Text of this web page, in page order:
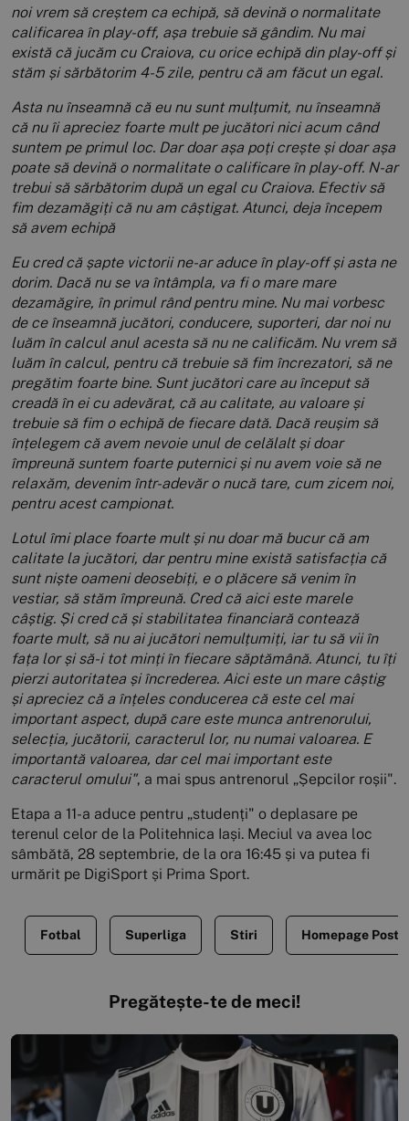
noi vrem să creștem ca echipă, să devină o normalitate
calificarea în play-off, așa trebuie să gândim. Nu mai
există că jucăm cu Craiova, cu orice echipă din play-off și
stăm și sărbătorim 4-5 zile, pentru că am făcut un egal.
Asta nu înseamnă că eu nu sunt mulțumit, nu înseamnă
că nu îi apreciez foarte mult pe jucători nici acum când
suntem pe primul loc. Dar doar așa poți crește și doar așa
poate să devină o normalitate o calificare în play-off. N-ar
trebui să sărbătorim după un egal cu Craiova. Efectiv să
fim dezamăgiți că nu am câștigat. Atunci, deja începem
să avem echipă
Eu cred că șapte victorii ne-ar aduce în play-off și asta ne
dorim. Dacă nu se va întâmpla, va fi o mare mare
dezamăgire, în primul rând pentru mine. Nu mai vorbesc
de ce înseamnă jucători, conducere, suporteri, dar noi nu
luăm în calcul anul acesta să nu ne calificăm. Nu vrem să
luăm în calcul, pentru că trebuie să fim încrezatori, să ne
pregătim foarte bine. Sunt jucători care au început să
creadă în ei cu adevărat, că au calitate, au valoare și
trebuie să fim o echipă de fiecare dată. Dacă reușim să
înțelegem că avem nevoie unul de celălalt și doar
împreună suntem foarte puternici și nu avem voie să ne
relaxăm, devenim într-adevăr o nucă tare, cum zicem noi,
pentru acest campionat.
Lotul îmi place foarte mult și nu doar mă bucur că am
calitate la jucători, dar pentru mine există satisfacția că
sunt niște oameni deosebiți, e o plăcere să venim în
vestiar, să stăm împreună. Cred că aici este marele
câștig. Și cred că și stabilitatea financiară contează
foarte mult, să nu ai jucători nemulțumiți, iar tu să vii în
fața lor și să-i tot minți în fiecare săptămână. Atunci, tu îți
pierzi autoritatea și încrederea. Aici este un mare câștig
și apreciez că a înțeles conducerea că este cel mai
important aspect, după care este munca antrenorului,
selecția, jucătorii, caracterul lor, nu numai valoarea. E
importantă valoarea, dar cel mai important este
caracterul omului", a mai spus antrenorul „Șepcilor roșii".
Etapa a 11-a aduce pentru „studenți" o deplasare pe
terenul celor de la Politehnica Iași. Meciul va avea loc
sâmbătă, 28 septembrie, de la ora 16:45 și va putea fi
urmărit pe DigiSport și Prima Sport.
Fotbal Superliga Stiri Homepage Posts
Pregătește-te de meci!